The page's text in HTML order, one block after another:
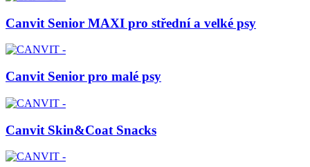
Canvit Senior MAXI pro střední a velké psy
Canvit Senior pro malé psy
Canvit Skin&Coat Snacks